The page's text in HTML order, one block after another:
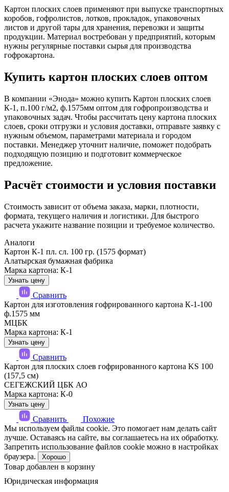
Картон плоских слоев применяют при выпуске транспортных
коробов, гофролистов, лотков, прокладок, упаковочных
листов и другой тары для хранения, перевозки и защиты
продукции. Материал востребован у предприятий, которым
нужны регулярные поставки сырья для производства
гофрокартона.
Купить картон плоских слоев оптом
В компании «Энода» можно купить Картон плоских слоев
К-1, п.100 г/м2, ф.1575мм оптом для гофропроизводства и
упаковочных задач. Чтобы рассчитать цену картона плоских
слоев, сроки отгрузки и условия доставки, отправьте заявку с
нужным объемом, параметрами материала и городом
поставки. Менеджер уточнит наличие, поможет подобрать
подходящую позицию и подготовит коммерческое
предложение.
Расчёт стоимости и условия поставки
Стоимость зависит от объема заказа, марки, плотности,
формата, текущего наличия и логистики. Для быстрого
расчета укажите название позиции и требуемое количество.
Аналоги
Картон К-1 пл. сл. 100 гр. (1575 формат)
Алатырская бумажная фабрика
Марка картона: К-1
Узнать цену
Сравнить
Картон для изготовления гофрированного картона К-1-100
ф.1575 мм
МЦБК
Марка картона: К-1
Узнать цену
Сравнить
Картон для плоских слоев гофрированного картона KS 100
(157,5 см)
СЕГЕЖСКИЙ ЦБК АО
Марка картона: К-0
Узнать цену
Сравнить
Похожие
Мы используем файлы cookie. Это помогает нам делать сайт
лучше. Оставаясь на сайте, вы соглашаетесь на их обработку.
Запретить использование файлов cookie можно в настройках
браузера.
Хорошо
Товар добавлен в корзину
Юридическая информация